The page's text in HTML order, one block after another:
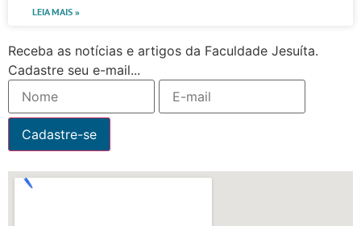
LEIA MAIS »
Receba as notícias e artigos da Faculdade Jesuíta.
Cadastre seu e-mail...